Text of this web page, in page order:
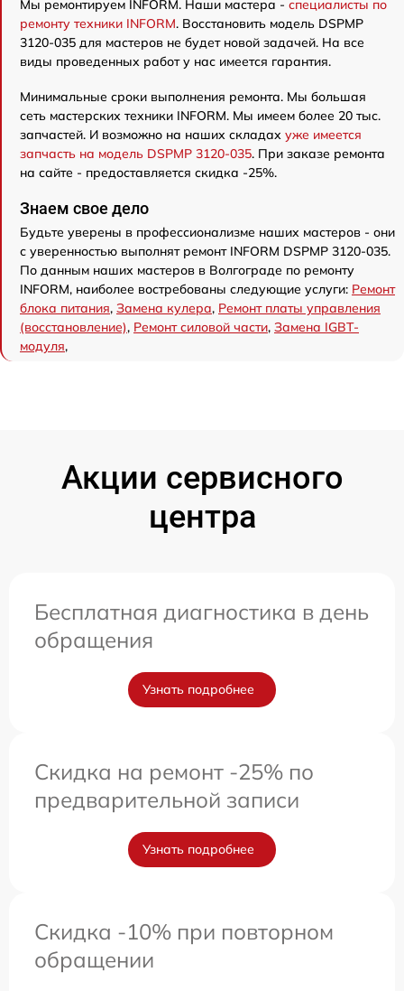
Мы ремонтируем INFORM. Наши мастера - специалисты по
ремонту техники INFORM. Восстановить модель DSPMP
3120-035 для мастеров не будет новой задачей. На все
виды проведенных работ у нас имеется гарантия.
Минимальные сроки выполнения ремонта. Мы большая
сеть мастерских техники INFORM. Мы имеем более 20 тыс.
запчастей. И возможно на наших складах уже имеется
запчасть на модель DSPMP 3120-035. При заказе ремонта
на сайте - предоставляется скидка -25%.
Знаем свое дело
Будьте уверены в профессионализме наших мастеров - они
с уверенностью выполнят ремонт INFORM DSPMP 3120-035.
По данным наших мастеров в Волгограде по ремонту
INFORM, наиболее востребованы следующие услуги: Ремонт
блока питания, Замена кулера, Ремонт платы управления
(восстановление), Ремонт силовой части, Замена IGBT-
модуля,
Акции сервисного
центра
Бесплатная диагностика в день
обращения
Узнать подробнее
Скидка на ремонт -25% по
предварительной записи
Узнать подробнее
Скидка -10% при повторном
обращении